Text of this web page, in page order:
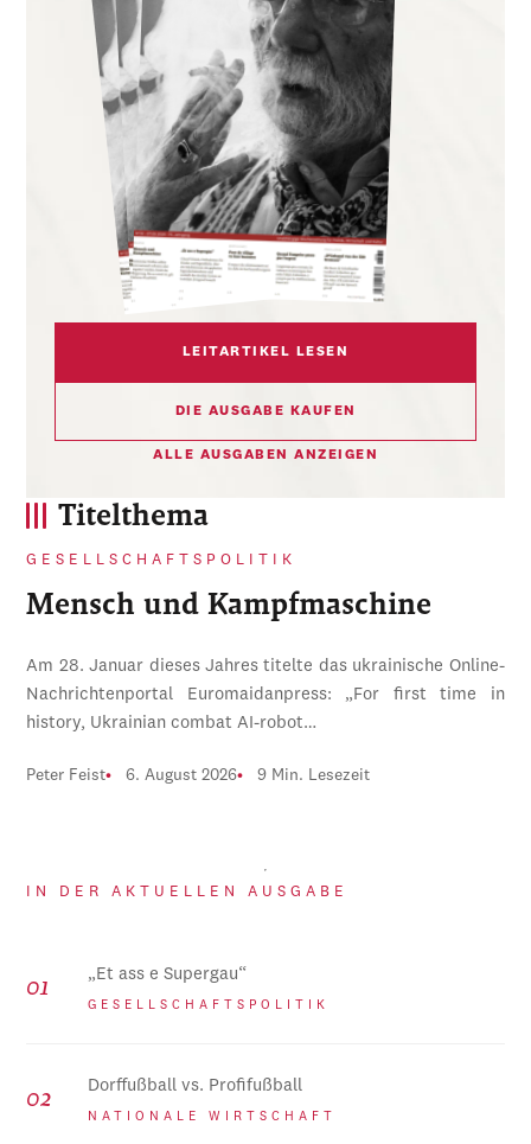
Titelthema
GESELLSCHAFTSPOLITIK
Mensch und Kampfmaschine
Am 28. Januar dieses Jahres titelte das ukrainische Online-
Nachrichtenportal Euromaidanpress: „For first time in
history, Ukrainian combat AI-robot…
Peter Feist 6. August 2026 9 Min. Lesezeit
IN DER AKTUELLEN AUSGABE
„Et ass e Supergau“
GESELLSCHAFTSPOLITIK
Dorffußball vs. Profifußball
NATIONALE WIRTSCHAFT
LEITARTIKEL LESEN
DIE AUSGABE KAUFEN
ALLE AUSGABEN ANZEIGEN